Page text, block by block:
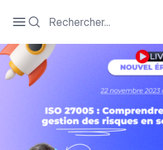
Open sidebar
Search